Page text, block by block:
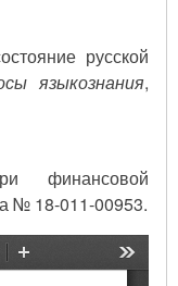
русской
языкознания,
финансовой
№ 18-011-00953.